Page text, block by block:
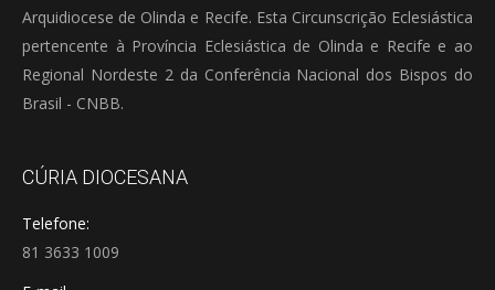
Arquidiocese de Olinda e Recife. Esta Circunscrição Eclesiástica
pertencente à Província Eclesiástica de Olinda e Recife e ao
Regional Nordeste 2 da Conferência Nacional dos Bispos do
Brasil - CNBB.
CÚRIA DIOCESANA
Telefone:
81 3633 1009